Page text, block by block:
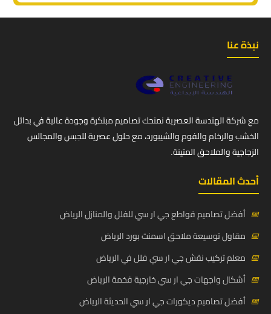
نبذة عنا
مع شركة الهندسة العصرية نمنحك تصاميم مبتكرة وجودة عالية في بدائل
الخشب والرخام والفوم والشيبورد، مع حلول عصرية للجبس والمجالس
الزجاجية والملاحق المتينة.
أحدث المقالات
📅 أفضل تصاميم قواطع جي ار سي للفلل والمنازل الرياض
📅 مقاول توسيعة ملاحق اسمنت بورد الرياض
📅 معلم تركيب نقش جي ار سي فلل في الرياض
📅 أشكال واجهات جي ار سي خارجية فخمة الرياض
📅 أفضل تصاميم ديكورات جي ار سي الحديثة الرياض